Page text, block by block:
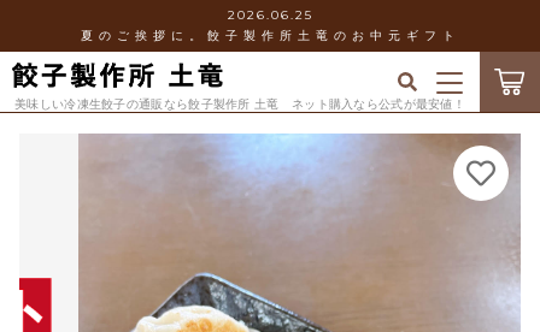
2026.06.25
夏のご挨拶に。餃子製作所土竜のお中元ギフト
美味しい冷凍生餃子の通販なら餃子製作所 土竜 ネット購入なら公式が最安値！
カートに商品を追加しました
ギフト（お中元熨斗） 人気餃子３種類セット
（18ケ×３袋）
ログイン / 会員登録
すべて
人気
キーワード検索
親カテゴリ